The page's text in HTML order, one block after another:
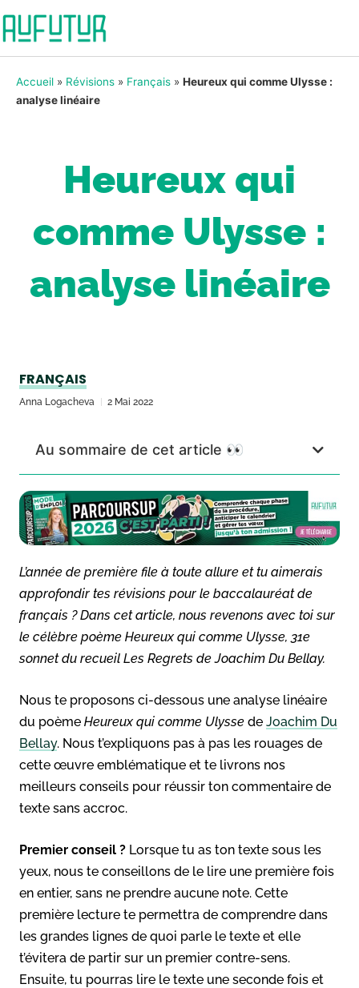
Accueil » Révisions » Français » Heureux qui comme Ulysse :
analyse linéaire
Heureux qui
comme Ulysse :
analyse linéaire
FRANÇAIS
Anna Logacheva 2 Mai 2022
Au sommaire de cet article 👀
L’année de première file à toute allure et tu aimerais
approfondir tes révisions pour le baccalauréat de
français ? Dans cet article, nous revenons avec toi sur
le célèbre poème Heureux qui comme Ulysse, 31e
sonnet du recueil Les Regrets de Joachim Du Bellay.
Nous te proposons ci-dessous une analyse linéaire
du poème Heureux qui comme Ulysse de Joachim Du
Bellay. Nous t’expliquons pas à pas les rouages de
cette œuvre emblématique et te livrons nos
meilleurs conseils pour réussir ton commentaire de
texte sans accroc.
Premier conseil ? Lorsque tu as ton texte sous les
yeux, nous te conseillons de le lire une première fois
en entier, sans ne prendre aucune note. Cette
première lecture te permettra de comprendre dans
les grandes lignes de quoi parle le texte et elle
t’évitera de partir sur un premier contre-sens.
Ensuite, tu pourras lire le texte une seconde fois et